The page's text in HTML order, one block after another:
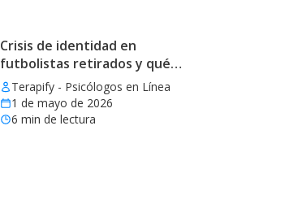
Crisis de identidad en
futbolistas retirados y qué
aprender
Terapify - Psicólogos en Línea
1 de mayo de 2026
6 min de lectura